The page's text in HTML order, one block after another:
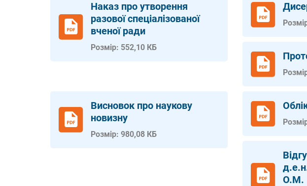
Наказ про утворення
разової спеціалізованої
вченої ради
Розмір: 552,10 КБ
Висновок про наукову
новизну
Розмір: 980,08 КБ
О.М.